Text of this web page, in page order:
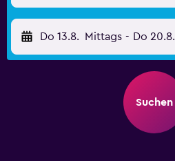
Do 13.8. Mittags - Do 20.8.
Suchen